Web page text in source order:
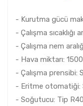
- Kurutma gücü
- Çalışma sıcaklığı
- Çalışma nem
- Hava miktarı:
- Çalışma prensibi:
- Eritme otomatiği:
- Soğutucu: Tip